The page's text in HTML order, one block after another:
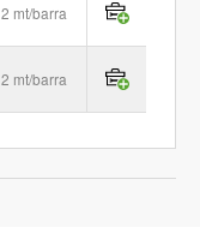
2 mt/barra
2 mt/barra